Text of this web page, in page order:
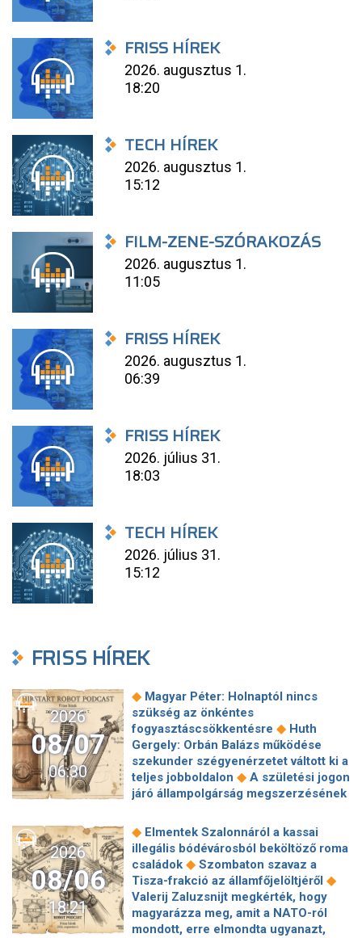
FRISS HÍREK
2026. augusztus 1.
18:20
TECH HÍREK
2026. augusztus 1.
15:12
FILM-ZENE-SZÓRAKOZÁS
2026. augusztus 1.
11:05
FRISS HÍREK
2026. augusztus 1.
06:39
FRISS HÍREK
2026. július 31.
18:03
TECH HÍREK
2026. július 31.
15:12
FRISS HÍREK
2026
08/07
06:30
◆ Magyar Péter: Holnaptól nincs
szükség az önkéntes
fogyasztáscsökkentésre ◆ Huth
Gergely: Orbán Balázs működése
szekunder szégyenérzetet váltott ki a
teljes jobboldalon ◆ A születési jogon
járó állampolgárság megszerzésének
Donald Trump
◆ „Kevésen múlt a
katasztrófa” – szintet léphetett az
orosz hibrid hadviselés ◆
Ákos: Vagyonkezelés közérdekből: mi
jön a kekvák után? ◆ Térképen, ahogy
hajnalban elérte Magyarország
határát a hidegfront ◆ A forintot is
2026
08/06
18:21
◆ Elmentek Szalonnáról a kassai
illegális bódévárosból beköltöző roma
családok ◆ Szombaton szavaz a
Tisza-frakció az államfőjelöltjéről ◆
Valerij Zaluzsnijt megkérték, hogy
magyarázza meg, amit a NATO-ról
mondott, erre elmondta ugyanazt,